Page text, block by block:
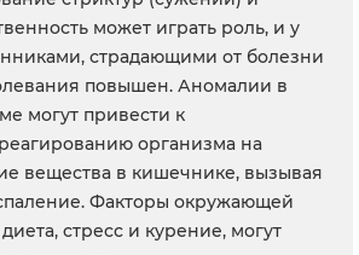
может играть роль, и у
страдающими от болезни
повышен. Аномалии в
могут привести к
организма на
вещества в кишечнике, вызывая
Факторы окружающей
стресс и курение, могут